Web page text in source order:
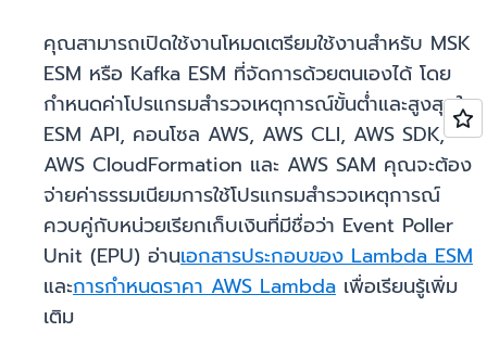
คุณสามารถเปิดใช้งานโหมดเตรียมใช้งานสำหรับ MSK
ESM หรือ Kafka ESM ที่จัดการด้วยตนเองได้ โดย
กำหนดค่าโปรแกรมสำรวจเหตุการณ์ขั้นต่ำและสูงสุดใน
ESM API, คอนโซล AWS, AWS CLI, AWS SDK,
AWS CloudFormation และ AWS SAM คุณจะต้อง
จ่ายค่าธรรมเนียมการใช้โปรแกรมสำรวจเหตุการณ์
ควบคู่กับหน่วยเรียกเก็บเงินที่มีชื่อว่า Event Poller
Unit (EPU) อ่านเอกสารประกอบของ Lambda ESM
และการกำหนดราคา AWS Lambda เพื่อเรียนรู้เพิ่ม
เติม